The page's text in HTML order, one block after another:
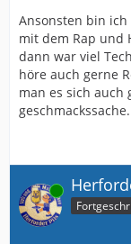
Ansonsten bin
mit dem Rap und
dann war viel
höre auch gerne
man es sich auch
geschmackssache.
Online